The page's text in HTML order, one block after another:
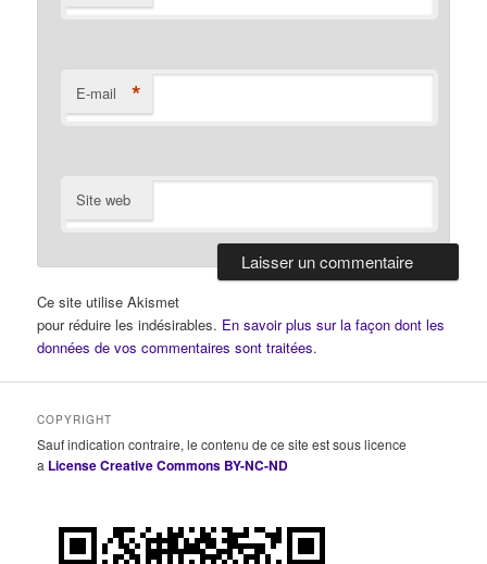
E-mail *
Site web
Ce site utilise Akismet
pour réduire les indésirables. En savoir plus sur la façon dont les
données de vos commentaires sont traitées.
COPYRIGHT
Sauf indication contraire, le contenu de ce site est sous licence
a License Creative Commons BY-NC-ND